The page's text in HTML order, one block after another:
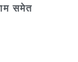
समेत